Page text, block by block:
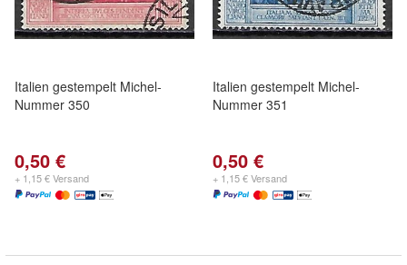
Italien gestempelt Michel-
Nummer 350
0,50 €
+ 1,15 € Versand
Italien gestempelt Michel-
Nummer 351
0,50 €
+ 1,15 € Versand